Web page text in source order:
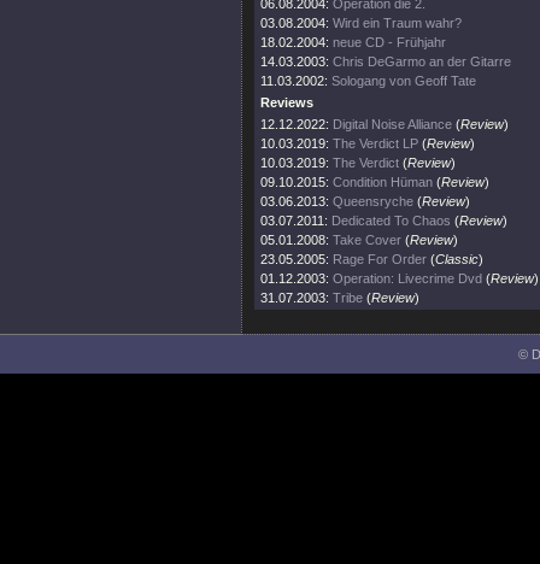
06.08.2004: Operation die 2.
03.08.2004: Wird ein Traum wahr?
18.02.2004: neue CD - Frühjahr
14.03.2003: Chris DeGarmo an der Gitarre
11.03.2002: Sologang von Geoff Tate
Reviews
12.12.2022: Digital Noise Alliance (Review)
10.03.2019: The Verdict LP (Review)
10.03.2019: The Verdict (Review)
09.10.2015: Condition Hüman (Review)
03.06.2013: Queensryche (Review)
03.07.2011: Dedicated To Chaos (Review)
05.01.2008: Take Cover (Review)
23.05.2005: Rage For Order (Classic)
01.12.2003: Operation: Livecrime Dvd (Review)
31.07.2003: Tribe (Review)
©